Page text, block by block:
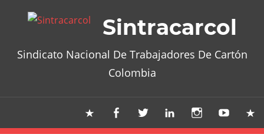
Sintracarcol
Sindicato Nacional De Trabajadores De Cartón
Colombia